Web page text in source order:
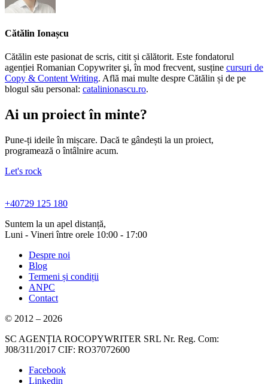
Cătălin Ionașcu
Cătălin este pasionat de scris, citit și călătorit. Este fondatorul
agenției Romanian Copywriter şi, în mod frecvent, susține cursuri de
Copy & Content Writing. Află mai multe despre Cătălin și de pe
blogul său personal: catalinionascu.ro.
Ai un proiect în minte?
Pune-ți ideile în mișcare. Dacă te gândești la un proiect,
programează o întâlnire acum.
Let's rock
+40729 125 180
Suntem la un apel distanță,
Luni - Vineri între orele 10:00 - 17:00
Despre noi
Blog
Termeni și condiții
ANPC
Contact
© 2012 – 2026
SC AGENȚIA ROCOPYWRITER SRL Nr. Reg. Com:
J08/311/2017 CIF: RO37072600
Facebook
Linkedin